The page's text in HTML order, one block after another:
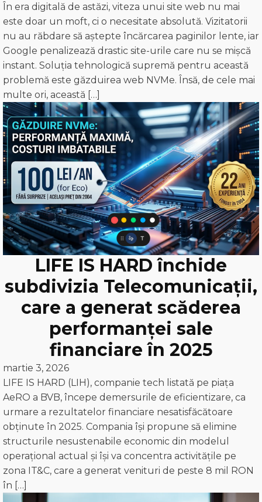
În era digitală de astăzi, viteza unui site web nu mai
este doar un moft, ci o necesitate absolută. Vizitatorii
nu au răbdare să aștepte încărcarea paginilor lente, iar
Google penalizează drastic site-urile care nu se mișcă
instant. Soluția tehnologică supremă pentru această
problemă este găzduirea web NVMe. Însă, de cele mai
multe ori, această […]
LIFE IS HARD închide
subdivizia Telecomunicații,
care a generat scăderea
performanței sale
financiare în 2025
martie 3, 2026
LIFE IS HARD (LIH), companie tech listată pe piața
AeRO a BVB, începe demersurile de eficientizare, ca
urmare a rezultatelor financiare nesatisfăcătoare
obținute în 2025. Compania își propune să elimine
structurile nesustenabile economic din modelul
operațional actual și își va concentra activitățile pe
zona IT&C, care a generat venituri de peste 8 mil RON
în […]